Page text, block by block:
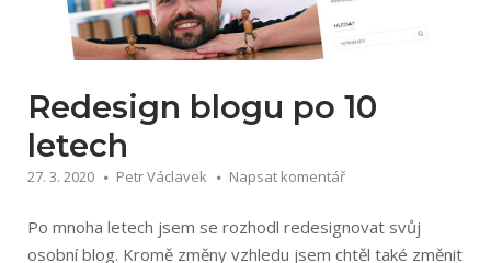
Redesign blogu po 10
letech
27. 3. 2020 Petr Václavek Napsat komentář
Po mnoha letech jsem se rozhodl redesignovat svůj
osobní blog. Kromě změny vzhledu jsem chtěl také změnit